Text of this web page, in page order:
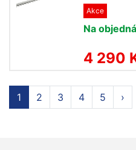
Akce
Na
4 290
1 2 3 4 5 ›